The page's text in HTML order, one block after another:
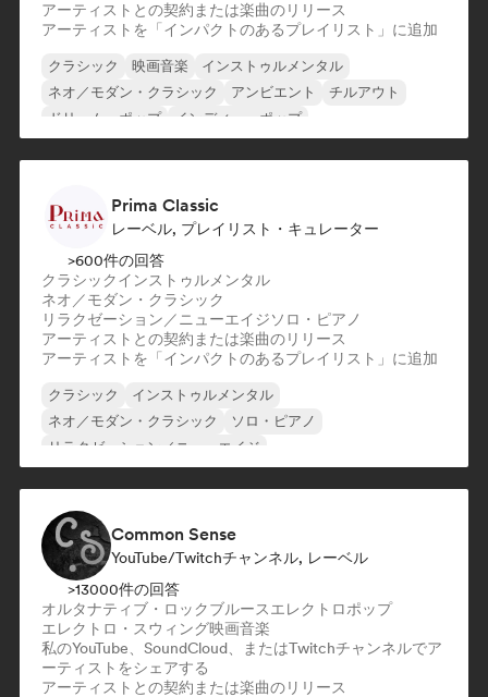
アーティストとの契約または楽曲のリリース
アーティストを「インパクトのあるプレイリスト」に追加
クラシック 映画音楽
インストゥルメンタル
ネオ／モダン・クラシック
アンビエント
チルアウト
ドリーム・ポップ
インディー・ポップ
Prima Classic
レーベル, プレイリスト・キュレーター
>600件の回答
クラシックインストゥルメンタル
ネオ／モダン・クラシック
リラクゼーション／ニューエイジソロ・ピアノ
アーティストとの契約または楽曲のリリース
アーティストを「インパクトのあるプレイリスト」に追加
クラシック
インストゥルメンタル
ネオ／モダン・クラシック
ソロ・ピアノ
リラクゼーション／ニューエイジ
Common Sense
YouTube/Twitchチャンネル, レーベル
>13000件の回答
オルタナティブ・ロックブルースエレクトロポップ
エレクトロ・スウィング映画音楽
私のYouTube、SoundCloud、またはTwitchチャンネルでア
ーティストをシェアする
アーティストとの契約または楽曲のリリース